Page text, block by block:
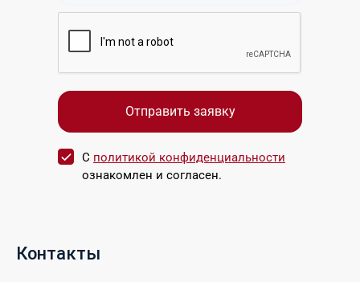
С политикой конфиденциальности
ознакомлен и согласен.
Контакты